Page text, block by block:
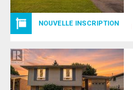
NOUVELLE INSCRIPTION